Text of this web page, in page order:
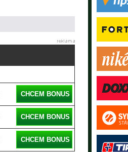
CHCEM BONUS
CHCEM BONUS
CHCEM BONUS